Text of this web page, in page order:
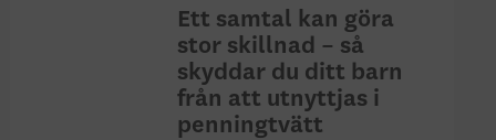
Ett samtal kan göra
stor skillnad – så
skyddar du ditt barn
från att utnyttjas i
penningtvätt